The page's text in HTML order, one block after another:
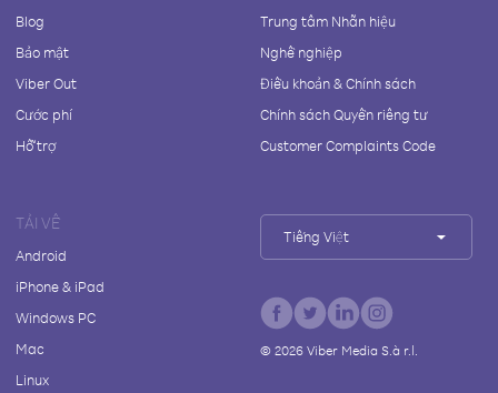
Blog
Bảo mật
Viber Out
Cước phí
Hỗ trợ
Trung tâm Nhãn hiệu
Nghề nghiệp
Điều khoản & Chính sách
Chính sách Quyền riêng tư
Customer Complaints Code
TẢI VỀ
Android
iPhone & iPad
Windows PC
Mac
Linux
Tiếng Việt
© 2026Viber Media S.à r.l.